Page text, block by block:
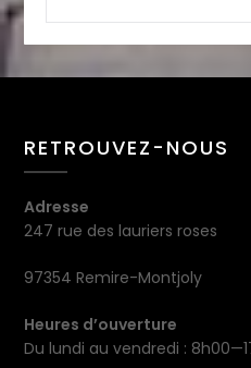
RETROUVEZ-NOUS
Adresse
247 rue des lauriers roses
97354 Remire-Montjoly
Heures d’ouverture
Du lundi au vendredi :